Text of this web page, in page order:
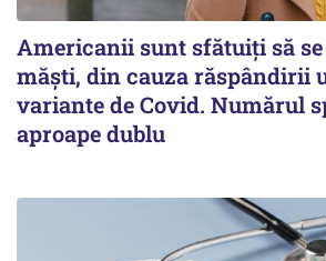
Americanii sunt sfătuiți să
măști, din cauza răspândirii
variante de Covid. Numărul
aproape dublu